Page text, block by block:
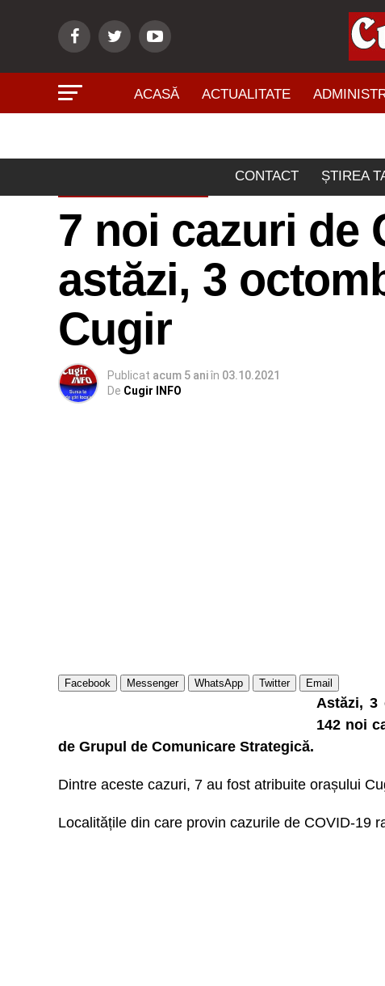
ACASĂ ACTUALITATE
CONTACT ȘTIREA
7 noi cazuri de
astăzi, 3
Cugir
Publicat acum 5 aniîn 03.10.2021
De Cugir INFO
Facebook Messenger WhatsApp Twitter Email
Astăzi, 3
142 noi
de Grupul de Comunicare Strategică.
Dintre aceste cazuri, 7 au fost atribuite orașului
Localitățile din care provin cazurile de COVID-19